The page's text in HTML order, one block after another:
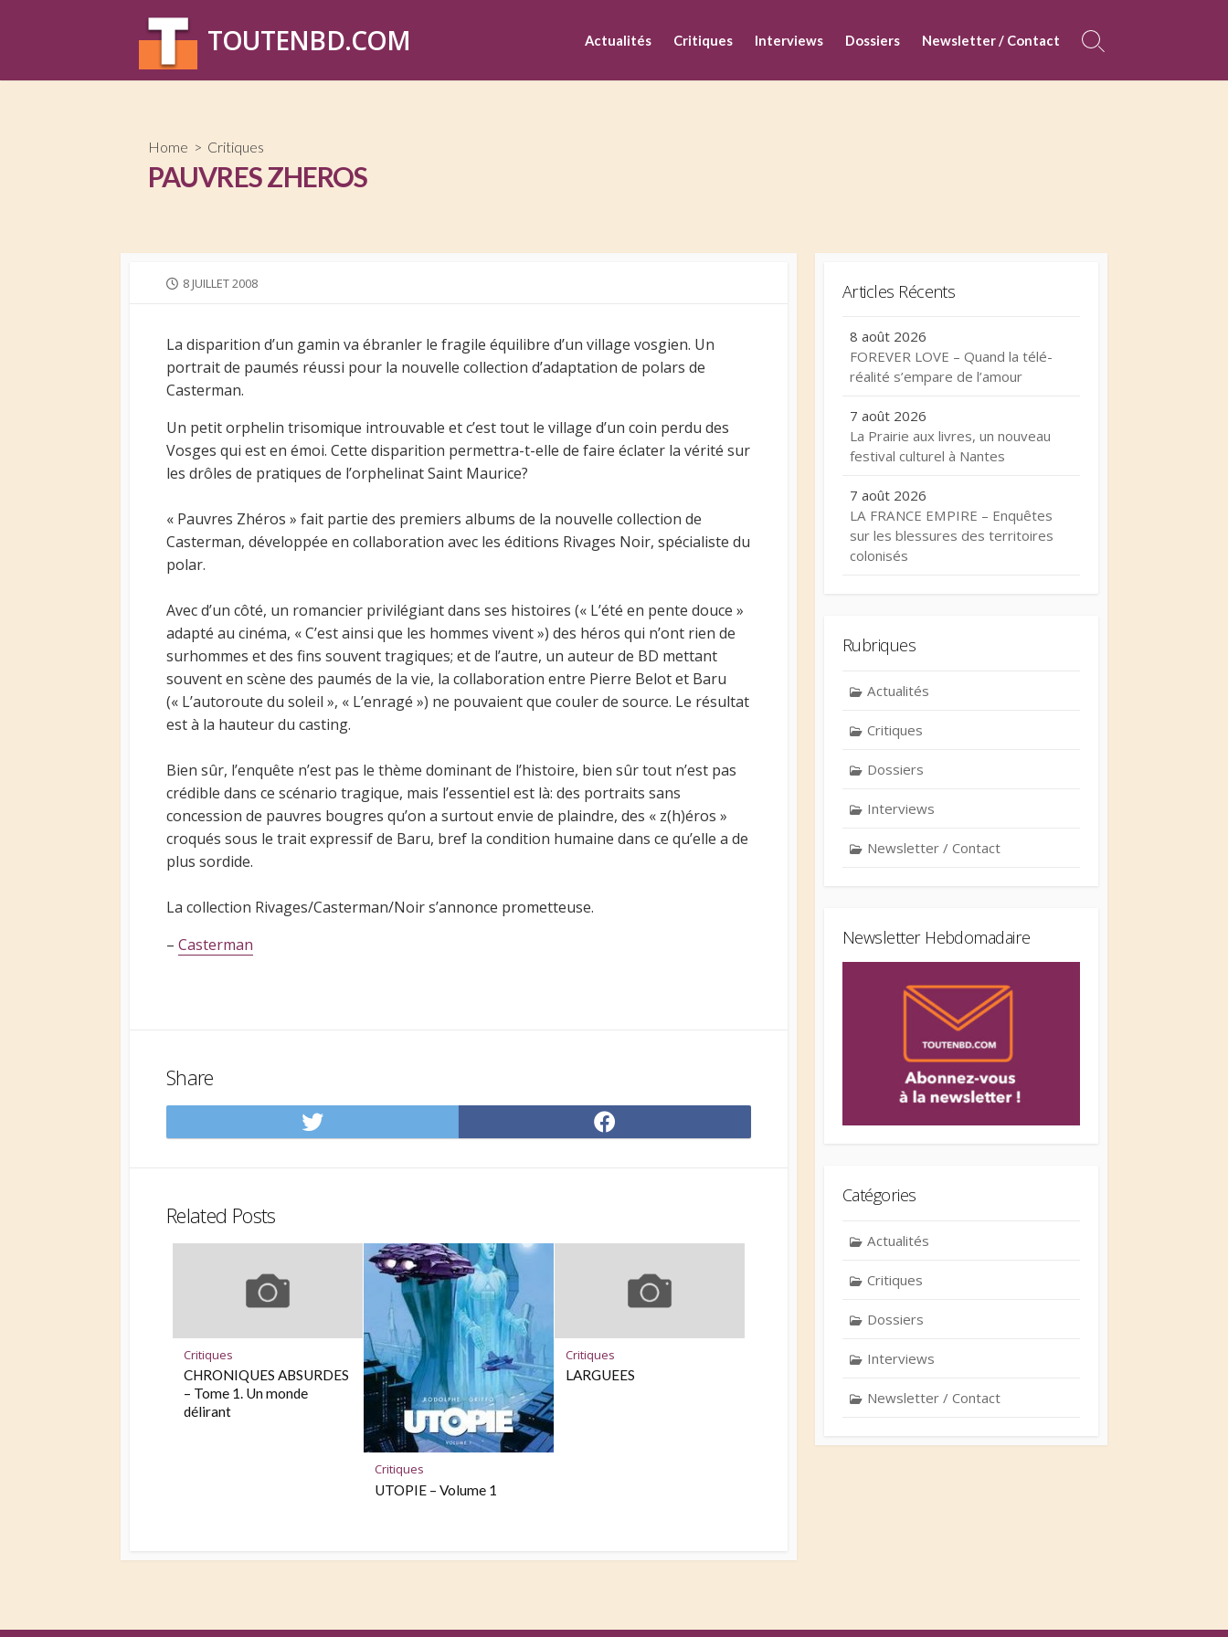
TOUTENBD.COM Actualités Critiques Interviews Dossiers Newsletter / Contact
Search
Home > Critiques
PAUVRES ZHEROS
PUBLISHED
8 JUILLET 2008
La disparition d’un gamin va ébranler le fragile équilibre d’un village vosgien. Un
portrait de paumés réussi pour la nouvelle collection d’adaptation de polars de
Casterman.
Un petit orphelin trisomique introuvable et c’est tout le village d’un coin perdu des
Vosges qui est en émoi. Cette disparition permettra-t-elle de faire éclater la vérité sur
les drôles de pratiques de l’orphelinat Saint Maurice?
« Pauvres Zhéros » fait partie des premiers albums de la nouvelle collection de
Casterman, développée en collaboration avec les éditions Rivages Noir, spécialiste du
polar.
Avec d’un côté, un romancier privilégiant dans ses histoires (« L’été en pente douce »
adapté au cinéma, « C’est ainsi que les hommes vivent ») des héros qui n’ont rien de
surhommes et des fins souvent tragiques; et de l’autre, un auteur de BD mettant
souvent en scène des paumés de la vie, la collaboration entre Pierre Belot et Baru
(« L’autoroute du soleil », « L’enragé ») ne pouvaient que couler de source. Le résultat
est à la hauteur du casting.
Bien sûr, l’enquête n’est pas le thème dominant de l’histoire, bien sûr tout n’est pas
crédible dans ce scénario tragique, mais l’essentiel est là: des portraits sans
concession de pauvres bougres qu’on a surtout envie de plaindre, des « z(h)éros »
croqués sous le trait expressif de Baru, bref la condition humaine dans ce qu’elle a de
plus sordide.
La collection Rivages/Casterman/Noir s’annonce prometteuse.
– Casterman
Share
Share
on
on
Related Posts
Critiques
CHRONIQUES ABSURDES
– Tome 1. Un monde
délirant
Critiques
UTOPIE – Volume 1
Critiques
LARGUEES
Articles Récents
8 août 2026
FOREVER LOVE – Quand la télé-
réalité s’empare de l’amour
7 août 2026
La Prairie aux livres, un nouveau
festival culturel à Nantes
7 août 2026
LA FRANCE EMPIRE – Enquêtes
sur les blessures des territoires
colonisés
Rubriques
Actualités
Critiques
Dossiers
Interviews
Newsletter / Contact
Newsletter Hebdomadaire
Catégories
Actualités
Critiques
Dossiers
Interviews
Newsletter / Contact